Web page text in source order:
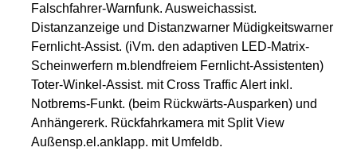
Falschfahrer-Warnfunk. Ausweichassist.
Distanzanzeige und Distanzwarner Müdigkeitswarner
Fernlicht-Assist. (iVm. den adaptiven LED-Matrix-
Scheinwerfern m.blendfreiem Fernlicht-Assistenten)
Toter-Winkel-Assist. mit Cross Traffic Alert inkl.
Notbrems-Funkt. (beim Rückwärts-Ausparken) und
Anhängererk. Rückfahrkamera mit Split View
Außensp.el.anklapp. mit Umfeldb.